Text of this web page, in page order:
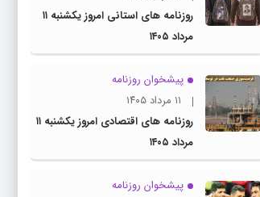
روزنامه های استانی امروز یکشنبه ۱۱
مرداد ۱۴۰۵
پیشخوان روزنامه
۱۱ مرداد ۱۴۰۵
روزنامه های اقتصادی امروز یکشنبه ۱۱
مرداد ۱۴۰۵
پیشخوان روزنامه